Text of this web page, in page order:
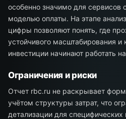
особенно значимо для сервисов
моделью оплаты. На этапе
цифры позволяют понять, где
устойчивого масштабирования и
инвестиции начинают работать
Ограничения и риски
Отчет rbc.ru не раскрывает
учётом структуры затрат, что
детализации для специфических